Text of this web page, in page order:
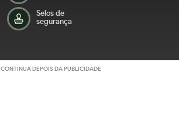
Selos de
segurança
CONTINUA DEPOIS DA PUBLICIDADE